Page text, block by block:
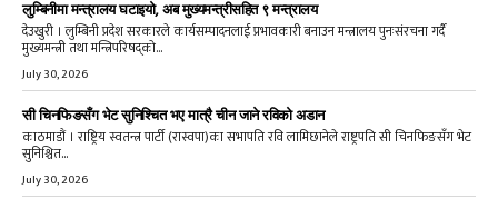
लुम्बिनीमा मन्त्रालय घटाइयो, अब मुख्यमन्त्रीसहित ९ मन्त्रालय
देउखुरी । लुम्बिनी प्रदेश सरकारले कार्यसम्पादनलाई प्रभावकारी बनाउन मन्त्रालय पुनःसंरचना गर्दै
मुख्यमन्त्री तथा मन्त्रिपरिषद्को...
July 30, 2026
सी चिनफिङसँग भेट सुनिश्चित भए मात्रै चीन जाने रविको अडान
काठमाडौं । राष्ट्रिय स्वतन्त्र पार्टी (रास्वपा)का सभापति रवि लामिछानेले राष्ट्रपति सी चिनफिङसँग भेट
सुनिश्चित...
July 30, 2026